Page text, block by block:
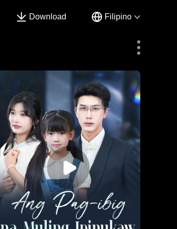
Download Filipino